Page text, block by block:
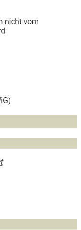
nicht vom